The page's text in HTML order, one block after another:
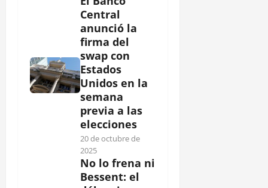
Central
anunció la
firma del
swap con
Estados
Unidos en la
semana
previa a las
elecciones
20 de octubre de
2025
No lo frena ni
Bessent: el